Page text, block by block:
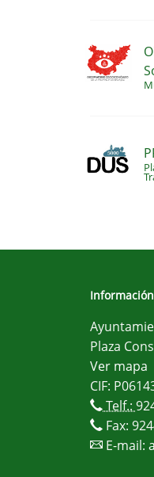
Información
Plaza
Ver mapa
CIF:
Telf.:
Fax:
E-mail: